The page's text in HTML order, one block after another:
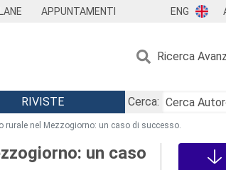
APPUNTAMENTI ENG
Ricerca
RIVISTE
Cerca:
rurale nel Mezzogiorno: un caso di successo.
un caso